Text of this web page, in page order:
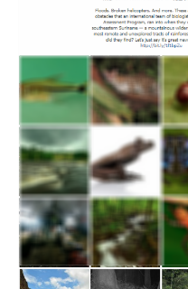
マーケ×ITの今がよく分かる
ITエンジニア向け専門サイト
企業向けIT製品の総合サイト
IT製品の技術・比較・事例
製造業のIT導入・活用を支援
モノづくり技術者専門サイト
エレクトロニクス専門サイト